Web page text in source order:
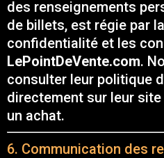
des renseignements
de billets, est régie par
confidentialité et les
LePointDeVente.com.
consulter leur politique
directement sur leur
un achat.
6. Communication des